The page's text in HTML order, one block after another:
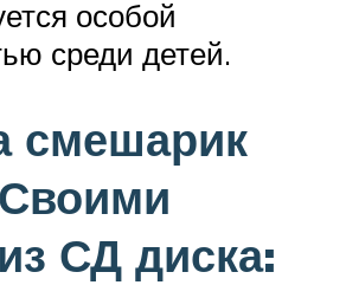
особой
среди детей.
смешарик
СД диска: